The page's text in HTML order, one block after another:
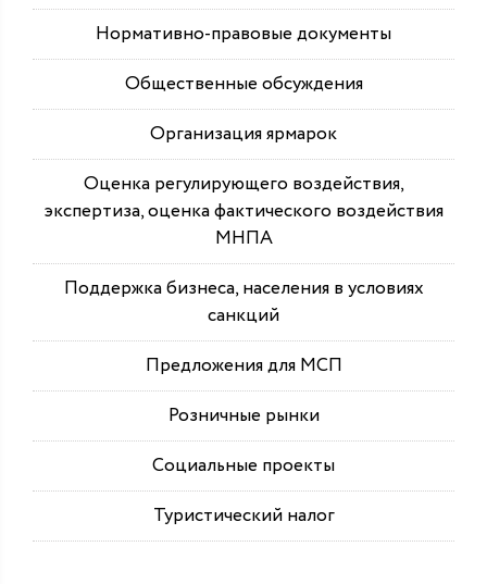
Нормативно-правовые документы
Общественные обсуждения
Организация ярмарок
Оценка регулирующего воздействия,
экспертиза, оценка фактического воздействия
МНПА
Поддержка бизнеса, населения в условиях
санкций
Предложения для МСП
Розничные рынки
Социальные проекты
Туристический налог